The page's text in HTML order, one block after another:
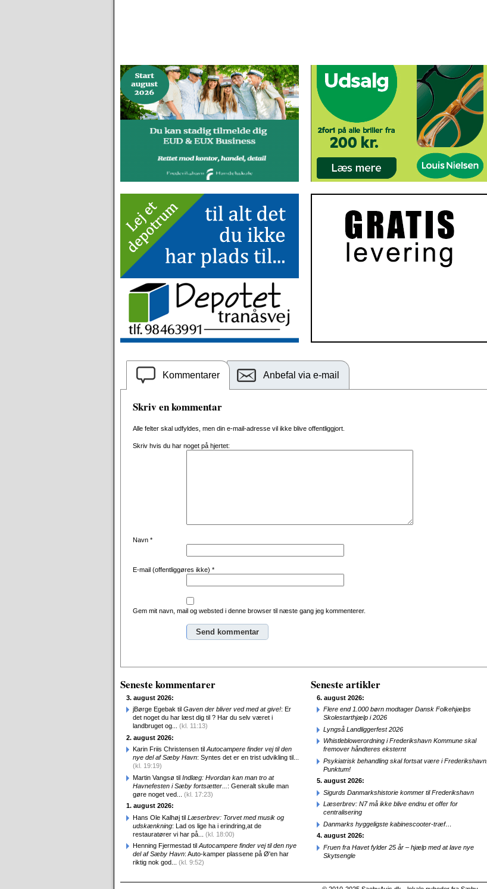
Kommentarer Anbefal via e-mail
Skriv en kommentar
Alle felter skal udfyldes, men din e-mail-adresse vil ikke blive offentliggjort.
Skriv hvis du har noget på hjertet:
Navn *
E-mail (offentliggøres ikke) *
Gem mit navn, mail og websted i denne browser til næste gang jeg kommenterer.
Seneste kommentarer
3. august 2026:
jBørge Egebak til Gaven der bliver ved med at give!: Er
det noget du har læst dig til ? Har du selv været i
landbruget og... (kl. 11:13)
2. august 2026:
Karin Friis Christensen til Autocampere finder vej til den
nye del af Sæby Havn: Syntes det er en trist udvikling til...
(kl. 19:19)
Martin Vangsø til Indlæg: Hvordan kan man tro at
Havnefesten i Sæby fortsætter... : Generalt skulle man
gøre noget ved... (kl. 17:23)
1. august 2026:
Hans Ole Kalhøj til Læserbrev: Torvet med musik og
udskænkning: Lad os lige ha i erindring,at de
restauratører vi har på... (kl. 18:00)
Henning Fjermestad til Autocampere finder vej til den nye
del af Sæby Havn: Auto-kamper plassene på Ø'en har
riktig nok god... (kl. 9:52)
Seneste artikler
6. august 2026:
Flere end 1.000 børn modtager Dansk Folkehjælps
Skolestarthjælp i 2026
Lyngså Landliggerfest 2026
Whistleblowerordning i Frederikshavn Kommune skal
fremover håndteres eksternt
Psykiatrisk behandling skal fortsat være i Frederikshavn.
Punktum!
5. august 2026:
Sigurds Danmarkshistorie kommer til Frederikshavn
Læserbrev: N7 må ikke blive endnu et offer for
centralisering
Danmarks hyggeligste kabinescooter-træf…
4. august 2026:
Fruen fra Havet fylder 25 år – hjælp med at lave nye
Skytsengle